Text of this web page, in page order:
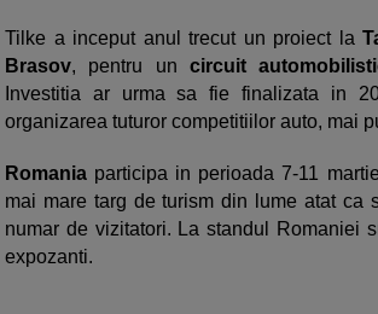
Tilke a inceput anul trecut un proiect la
Brasov, pentru un circuit
Investitia ar urma sa fie finalizata in
organizarea tuturor competitiilor auto, mai
Romania participa in perioada 7-11
mai mare targ de turism din lume atat ca
numar de vizitatori. La standul Romaniei
expozanti.